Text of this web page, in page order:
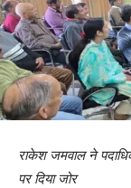
राकेश जमवाल ने
पर दिया जोर